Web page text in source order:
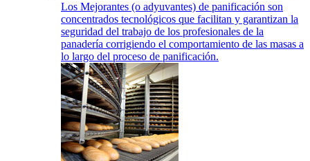
Los Mejorantes (o adyuvantes) de panificación son
concentrados tecnológicos que facilitan y garantizan la
seguridad del trabajo de los profesionales de la
panadería corrigiendo el comportamiento de las masas a
lo largo del proceso de panificación.